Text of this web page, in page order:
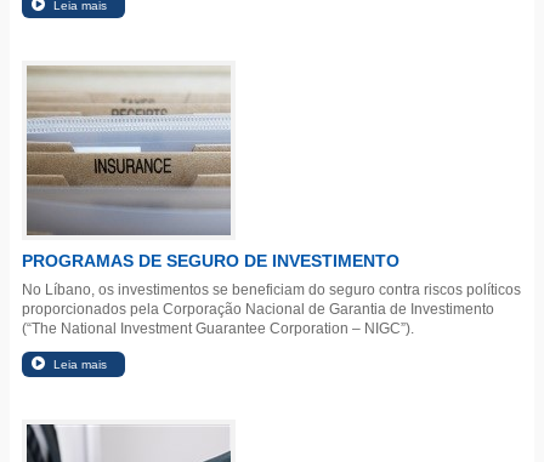
PROGRAMAS DE SEGURO DE INVESTIMENTO
No Líbano, os investimentos se beneficiam do seguro contra riscos políticos
proporcionados pela Corporação Nacional de Garantia de Investimento
(“The National Investment Guarantee Corporation – NIGC”).